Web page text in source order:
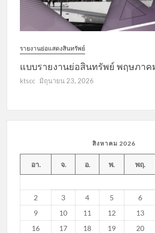
รายงานย่อแสดงสินทรัพย์
แบบรายงานย่อสินทรัพย์ พฤษภาค
ktscc มิถุนายน 23, 2026
สิงหาคม 2026
อา. จ. อ. พ. พฤ.
2
3 4 5 6
9
10 11 12 13
16
17 18 19 20